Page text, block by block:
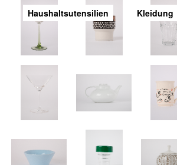
Haushaltsutensilien Kleidung